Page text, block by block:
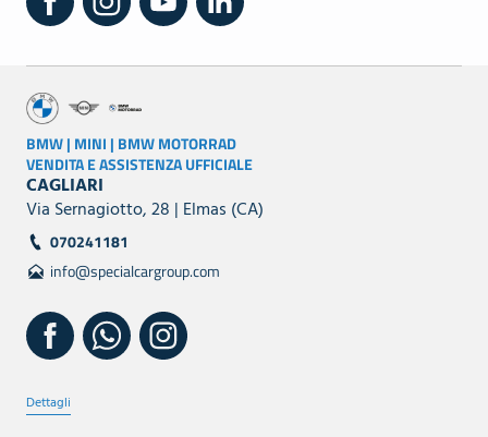
BMW | MINI | BMW MOTORRAD
VENDITA E ASSISTENZA UFFICIALE
CAGLIARI
Via Sernagiotto, 28 | Elmas (CA)
070241181
info@specialcargroup.com
Dettagli